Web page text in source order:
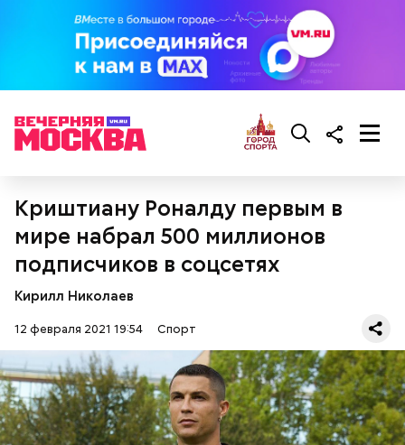
Криштиану Роналду первым в
мире набрал 500 миллионов
подписчиков в соцсетях
Кирилл Николаев
12 февраля 2021 19:54 Спорт